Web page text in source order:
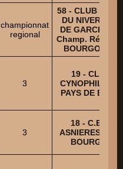
championnat
regional
58 - CLUB
DU NIVERNAIS
DE GARCHIZY -
Champ.
BOURGOGNE
3
19 - CLUB
CYNOPHILE DU
PAYS DE BRIVE
3
18 - C.E.C.
ASNIERES-LES-
BOURGES